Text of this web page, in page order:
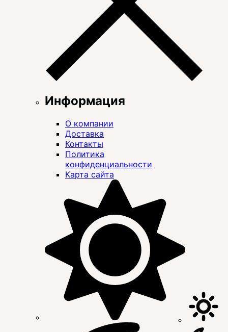
Информация
О компании
Доставка
Контакты
Политика
конфиденциальности
Карта сайта